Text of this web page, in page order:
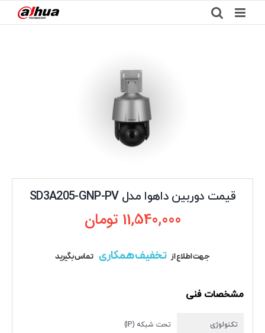
to
قیمت دوربین داهوا مدل SD3A205-GNP-PV
11,540,000 تومان
جهت اطلاع از تخفیف همکاری تماس بگیرید
مشخصات فنی
تکنولوژی تحت شبکه (IP)